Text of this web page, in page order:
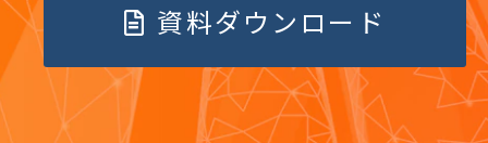
資料ダウンロード